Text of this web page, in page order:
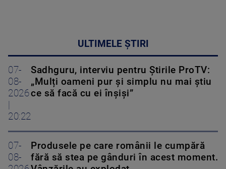
ULTIMELE ȘTIRI
07-
08-
2026
20:22
Sadhguru, interviu pentru Știrile ProTV:
„Mulți oameni pur și simplu nu mai știu
ce să facă cu ei înșiși”
07-
08-
Produsele pe care românii le cumpără
fără să stea pe gânduri în acest moment.